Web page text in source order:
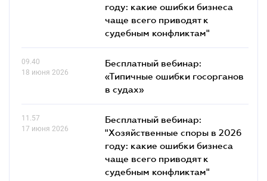
году: какие ошибки бизнеса
чаще всего приводят к
судебным конфликтам"
09.40
18 июня 2026
Бесплатный вебинар:
«Типичные ошибки госорганов
в судах»
11.57
17 июня 2026
Бесплатный вебинар:
"Хозяйственные споры в 2026
году: какие ошибки бизнеса
чаще всего приводят к
судебным конфликтам"